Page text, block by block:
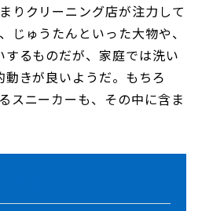
りクリーニング店が注力して
じゅうたんといった大物や、
るものだが、家庭では洗い
きが良いようだ。もちろ
スニーカーも、その中に含ま